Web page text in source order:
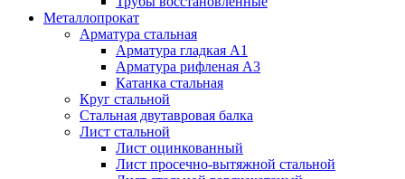
Металлопрокат
Арматура стальная
Арматура гладкая А1
Арматура рифленая А3
Катанка стальная
Круг стальной
Стальная двутавровая балка
Лист стальной
Лист оцинкованный
Лист просечно-вытяжной стальной